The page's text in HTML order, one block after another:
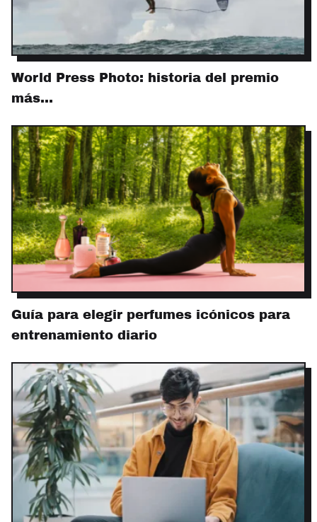
World Press Photo: historia del premio
más…
Guía para elegir perfumes icónicos para
entrenamiento diario